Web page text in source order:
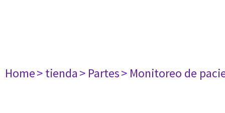
Home> tienda> Partes> Monitoreo de